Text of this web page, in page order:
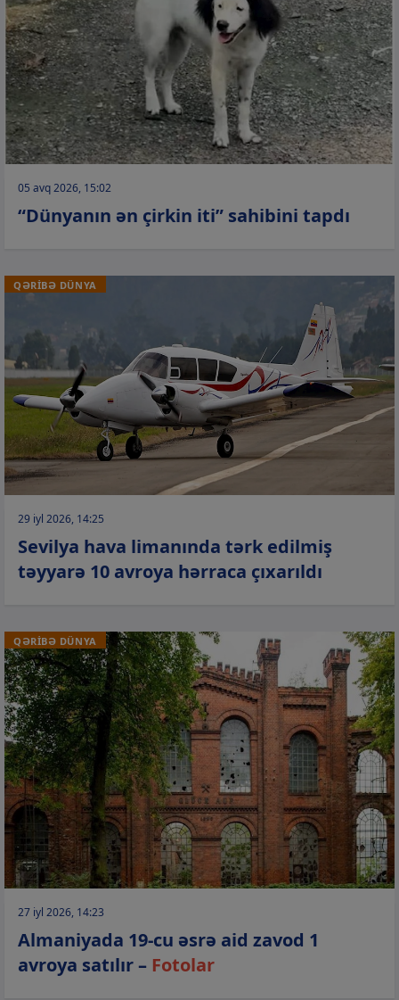
05 avq 2026, 15:02
“Dünyanın ən çirkin iti” sahibini tapdı
QƏRİBƏ DÜNYA
29 iyl 2026, 14:25
Sevilya hava limanında tərk edilmiş
təyyarə 10 avroya hərraca çıxarıldı
QƏRİBƏ DÜNYA
27 iyl 2026, 14:23
Almaniyada 19-cu əsrə aid zavod 1
avroya satılır – Fotolar